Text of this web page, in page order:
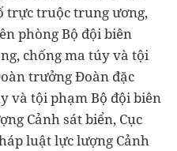
trực truộc trung ương,
phòng Bộ đội biên
chống ma túy và tội
trưởng Đoàn đặc
và tội phạm Bộ đội biên
Cảnh sát biển, Cục
luật lực lượng Cảnh